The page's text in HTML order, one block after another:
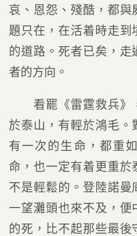
哀、恩怨、殘酷，都與
題只在，在活着時走到
的道路。死者已矣，走
者的方向。
看罷《雷霆救兵》
於泰山，有輕於鴻毛。
有一次的生命，都重
命，也一定有着更重於
不是輕鬆的。登陸諾曼
一望灘頭也來不及，便
的死，比不起那些最後